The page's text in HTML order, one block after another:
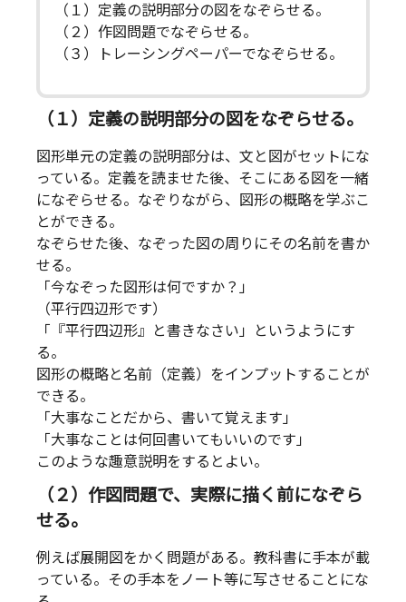
（１）定義の説明部分の図をなぞらせる。
（２）作図問題でなぞらせる。
（３）トレーシングペーパーでなぞらせる。
（１）定義の説明部分の図をなぞらせる。
図形単元の定義の説明部分は、文と図がセットにな
っている。定義を読ませた後、そこにある図を一緒
になぞらせる。なぞりながら、図形の概略を学ぶこ
とができる。
なぞらせた後、なぞった図の周りにその名前を書か
せる。
「今なぞった図形は何ですか？」
（平行四辺形です）
「『平行四辺形』と書きなさい」というようにす
る。
図形の概略と名前（定義）をインプットすることが
できる。
「大事なことだから、書いて覚えます」
「大事なことは何回書いてもいいのです」
このような趣意説明をするとよい。
（２）作図問題で、実際に描く前になぞら
せる。
例えば展開図をかく問題がある。教科書に手本が載
っている。その手本をノート等に写させることにな